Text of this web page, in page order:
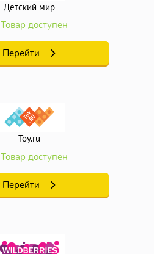
Детский мир
Товар доступен
Перейти
Toy.ru
Товар доступен
Перейти